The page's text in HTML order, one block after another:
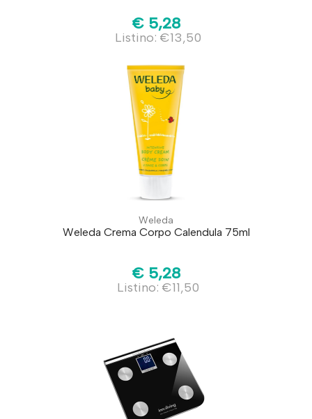
€ 5,28
Listino: €13,50
Weleda
Weleda Crema Corpo Calendula 75ml
€ 5,28
Listino: €11,50